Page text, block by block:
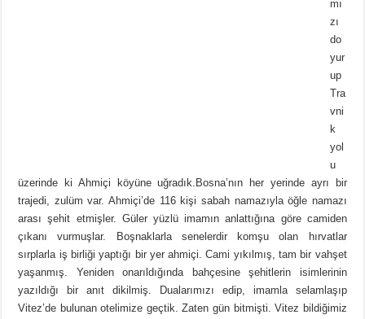
mı
zı
do
yur
up
Tra
vni
k
yol
u
üzerinde ki Ahmiçi köyüne uğradık.Bosna’nın her yerinde ayrı bir
trajedi, zulüm var. Ahmiçi’de 116 kişi sabah namazıyla öğle namazı
arası şehit etmişler. Güler yüzlü imamın anlattığına göre camiden
çıkanı vurmuşlar. Boşnaklarla senelerdir komşu olan hırvatlar
sırplarla iş birliği yaptığı bir yer ahmiçi. Cami yıkılmış, tam bir vahşet
yaşanmış. Yeniden onarıldığında bahçesine şehitlerin isimlerinin
yazıldığı bir anıt dikilmiş. Dualarımızı edip, imamla selamlaşıp
Vitez’de bulunan otelimize geçtik. Zaten gün bitmişti. Vitez bildiğimiz